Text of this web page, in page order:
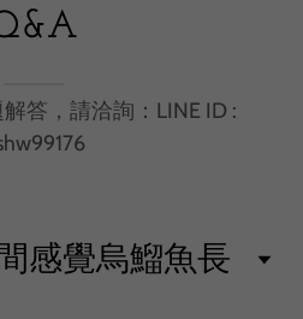
答，請洽詢：LINE ID :
感覺烏鰡魚長